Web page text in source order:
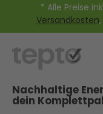
* Alle Preise
Versandkosten
Nachhaltige
dein